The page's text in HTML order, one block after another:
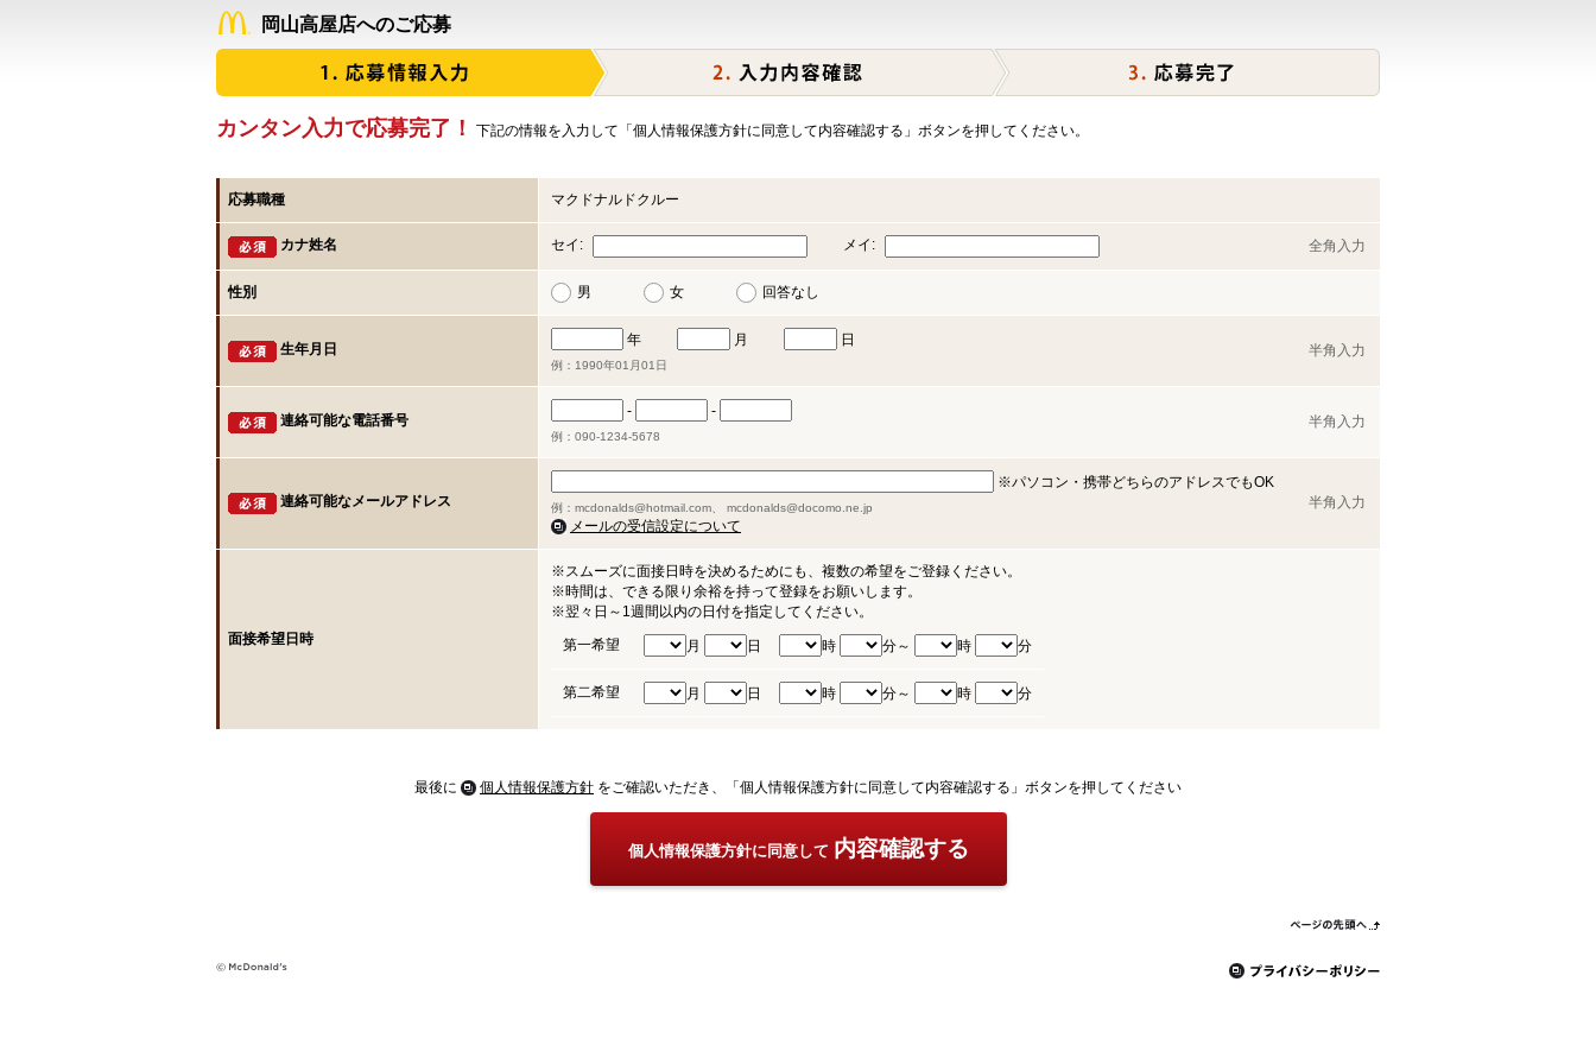
岡山高屋店へのご応募
カンタン入力で応募完了！ 下記の情報を入力して「個人情報保護方針に同意して内容確認する」ボタンを押してください。
応募職種 マクドナルドクルー
カナ姓名 セイ: メイ: 全角入力
性別 男 女 回答なし
生年月日
年 月 日
例：1990年01月01日
半角入力
連絡可能な電話番号
- -
例：090-1234-5678
半角入力
連絡可能なメールアドレス
※パソコン・携帯どちらのアドレスでもOK
例：mcdonalds@hotmail.com、 mcdonalds@docomo.ne.jp
メールの受信設定について
半角入力
面接希望日時
※スムーズに面接日時を決めるためにも、複数の希望をご登録ください。
※時間は、できる限り余裕を持って登録をお願いします。
※翌々日～1週間以内の日付を指定してください。
第一希望
月 日 時 分～ 時 分
第二希望 月 日 時 分～ 時 分
最後に 個人情報保護方針 をご確認いただき、「個人情報保護方針に同意して内容確認する」ボタンを押してください
個人情報保護方針に同意して 内容確認する